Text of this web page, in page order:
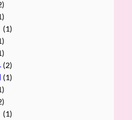
(1)
(2)
(1)
(1)